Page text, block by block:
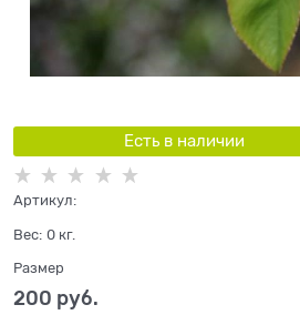
Есть в наличии
Артикул:
Вес: 0 кг.
Размер
200 руб.